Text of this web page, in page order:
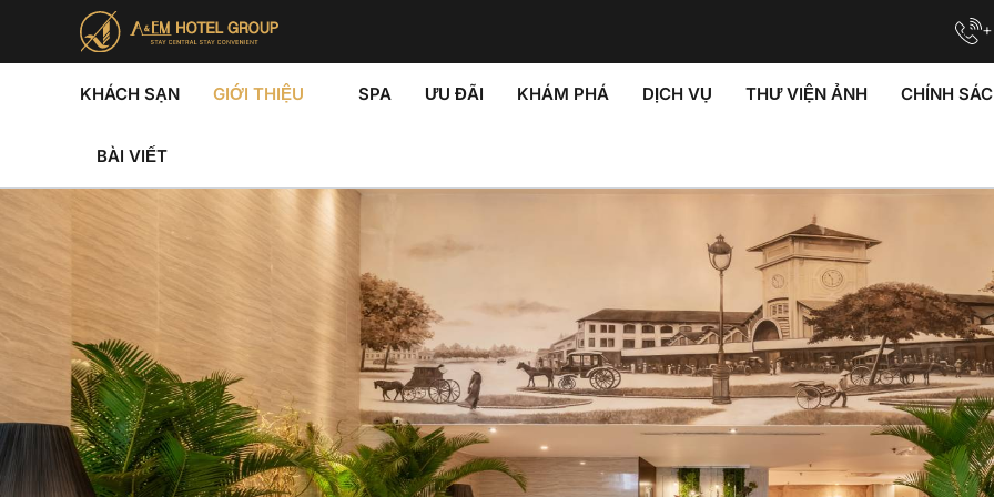
nội
KHÁCH SẠN GIỚI THIỆU SPA ƯU ĐÃI KHÁM PHÁ DỊCH VỤ THƯ VIỆN ẢNH CHÍNH
BÀI VIẾT